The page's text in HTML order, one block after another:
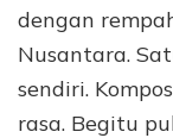
dengan
Nusantara.
sendiri.
rasa. Begitu